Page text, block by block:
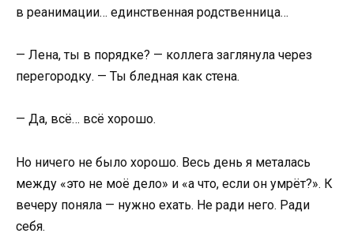
в реанимации… единственная родственница…
— Лена, ты в порядке? — коллега заглянула через
перегородку. — Ты бледная как стена.
— Да, всё… всё хорошо.
Но ничего не было хорошо. Весь день я металась
между «это не моё дело» и «а что, если он умрёт?». К
вечеру поняла — нужно ехать. Не ради него. Ради
себя.